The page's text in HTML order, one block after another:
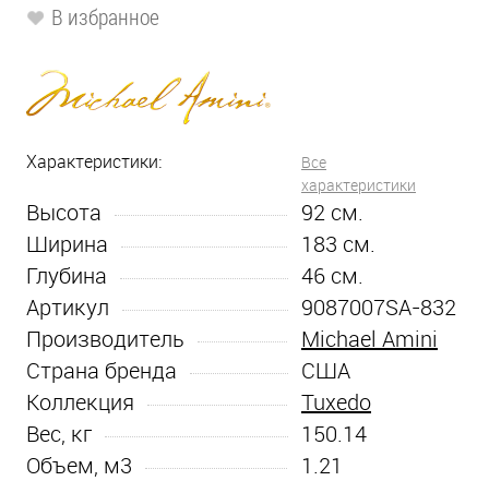
В избранное
Характеристики:
Все
характеристики
Высота 92 см.
Ширина
183 см.
Глубина
46 см.
Артикул
9087007SA-832
Производитель
Michael Amini
Страна бренда
США
Коллекция
Tuxedo
Вес, кг
150.14
Объем, м3
1.21